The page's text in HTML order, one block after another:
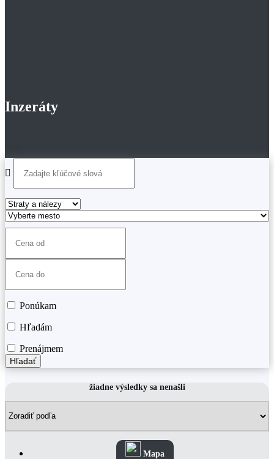
Inzeráty
Ponúkam
Hľadám
Prenájmem
Hľadať
žiadne výsledky sa nenašli
Mapa